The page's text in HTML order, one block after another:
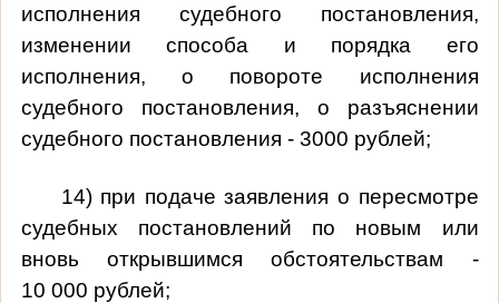
исполнения судебного постановления,
изменении способа и порядка его
исполнения, о повороте исполнения
судебного постановления, о разъяснении
судебного постановления - 3000 рублей;
14) при подаче заявления о пересмотре
судебных постановлений по новым или
вновь открывшимся обстоятельствам -
10 000 рублей;